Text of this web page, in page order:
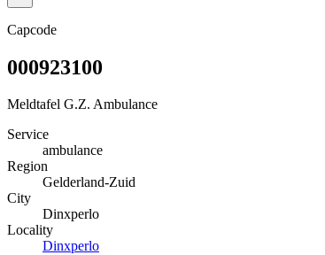
Capcode
000923100
Meldtafel G.Z. Ambulance
Service
ambulance
Region
Gelderland-Zuid
City
Dinxperlo
Locality
Dinxperlo